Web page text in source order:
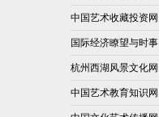
中国艺术收藏投资网
国际经济瞭望与时事
杭州西湖风景文化网
中国艺术教育知识网